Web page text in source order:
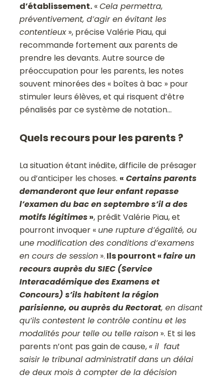
d’établissement. «Cela permettra,
préventivement, d’agir en évitant les
contentieux », précise Valérie Piau, qui
recommande fortement aux parents de
prendre les devants. Autre source de
préoccupation pour les parents, les notes
souvent minorées des « boîtes à bac » pour
stimuler leurs élèves, et qui risquent d’être
pénalisés par ce système de notation…
Quels recours pour les parents ?
La situation étant inédite, difficile de présager
ou d’anticiper les choses. « Certains parents
demanderont que leur enfant repasse
l’examen du bac en septembre s’il a des
motifs légitimes», prédit Valérie Piau, et
pourront invoquer « une rupture d’égalité, ou
une modification des conditions d’examens
en cours de session ». Ils pourront «faire un
recours auprès du SIEC (Service
Interacadémique des Examens et
Concours) s’ils habitent la région
parisienne, ou auprès du Rectorat, en disant
qu’ils contestent le contrôle continu et les
modalités pour telle ou telle raison ». Et si les
parents n’ont pas gain de cause, « il faut
saisir le tribunal administratif dans un délai
de deux mois à compter de la décision